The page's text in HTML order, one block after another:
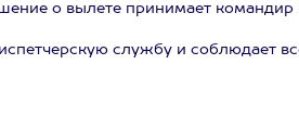
о вылете принимает
службу и соблюдает